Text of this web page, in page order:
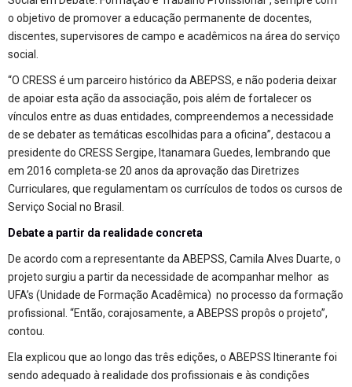
o objetivo de promover a educação permanente de docentes,
discentes, supervisores de campo e acadêmicos na área do serviço
social.
“O CRESS é um parceiro histórico da ABEPSS, e não poderia deixar
de apoiar esta ação da associação, pois além de fortalecer os
vínculos entre as duas entidades, compreendemos a necessidade
de se debater as temáticas escolhidas para a oficina”, destacou a
presidente do CRESS Sergipe, Itanamara Guedes, lembrando que
em 2016 completa-se 20 anos da aprovação das Diretrizes
Curriculares, que regulamentam os currículos de todos os cursos de
Serviço Social no Brasil.
Debate a partir da realidade concreta
De acordo com a representante da ABEPSS, Camila Alves Duarte, o
projeto surgiu a partir da necessidade de acompanhar melhor as
UFA’s (Unidade de Formação Acadêmica) no processo da formação
profissional. “Então, corajosamente, a ABEPSS propôs o projeto”,
contou.
Ela explicou que ao longo das três edições, o ABEPSS Itinerante foi
sendo adequado à realidade dos profissionais e às condições